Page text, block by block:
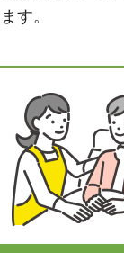
す。